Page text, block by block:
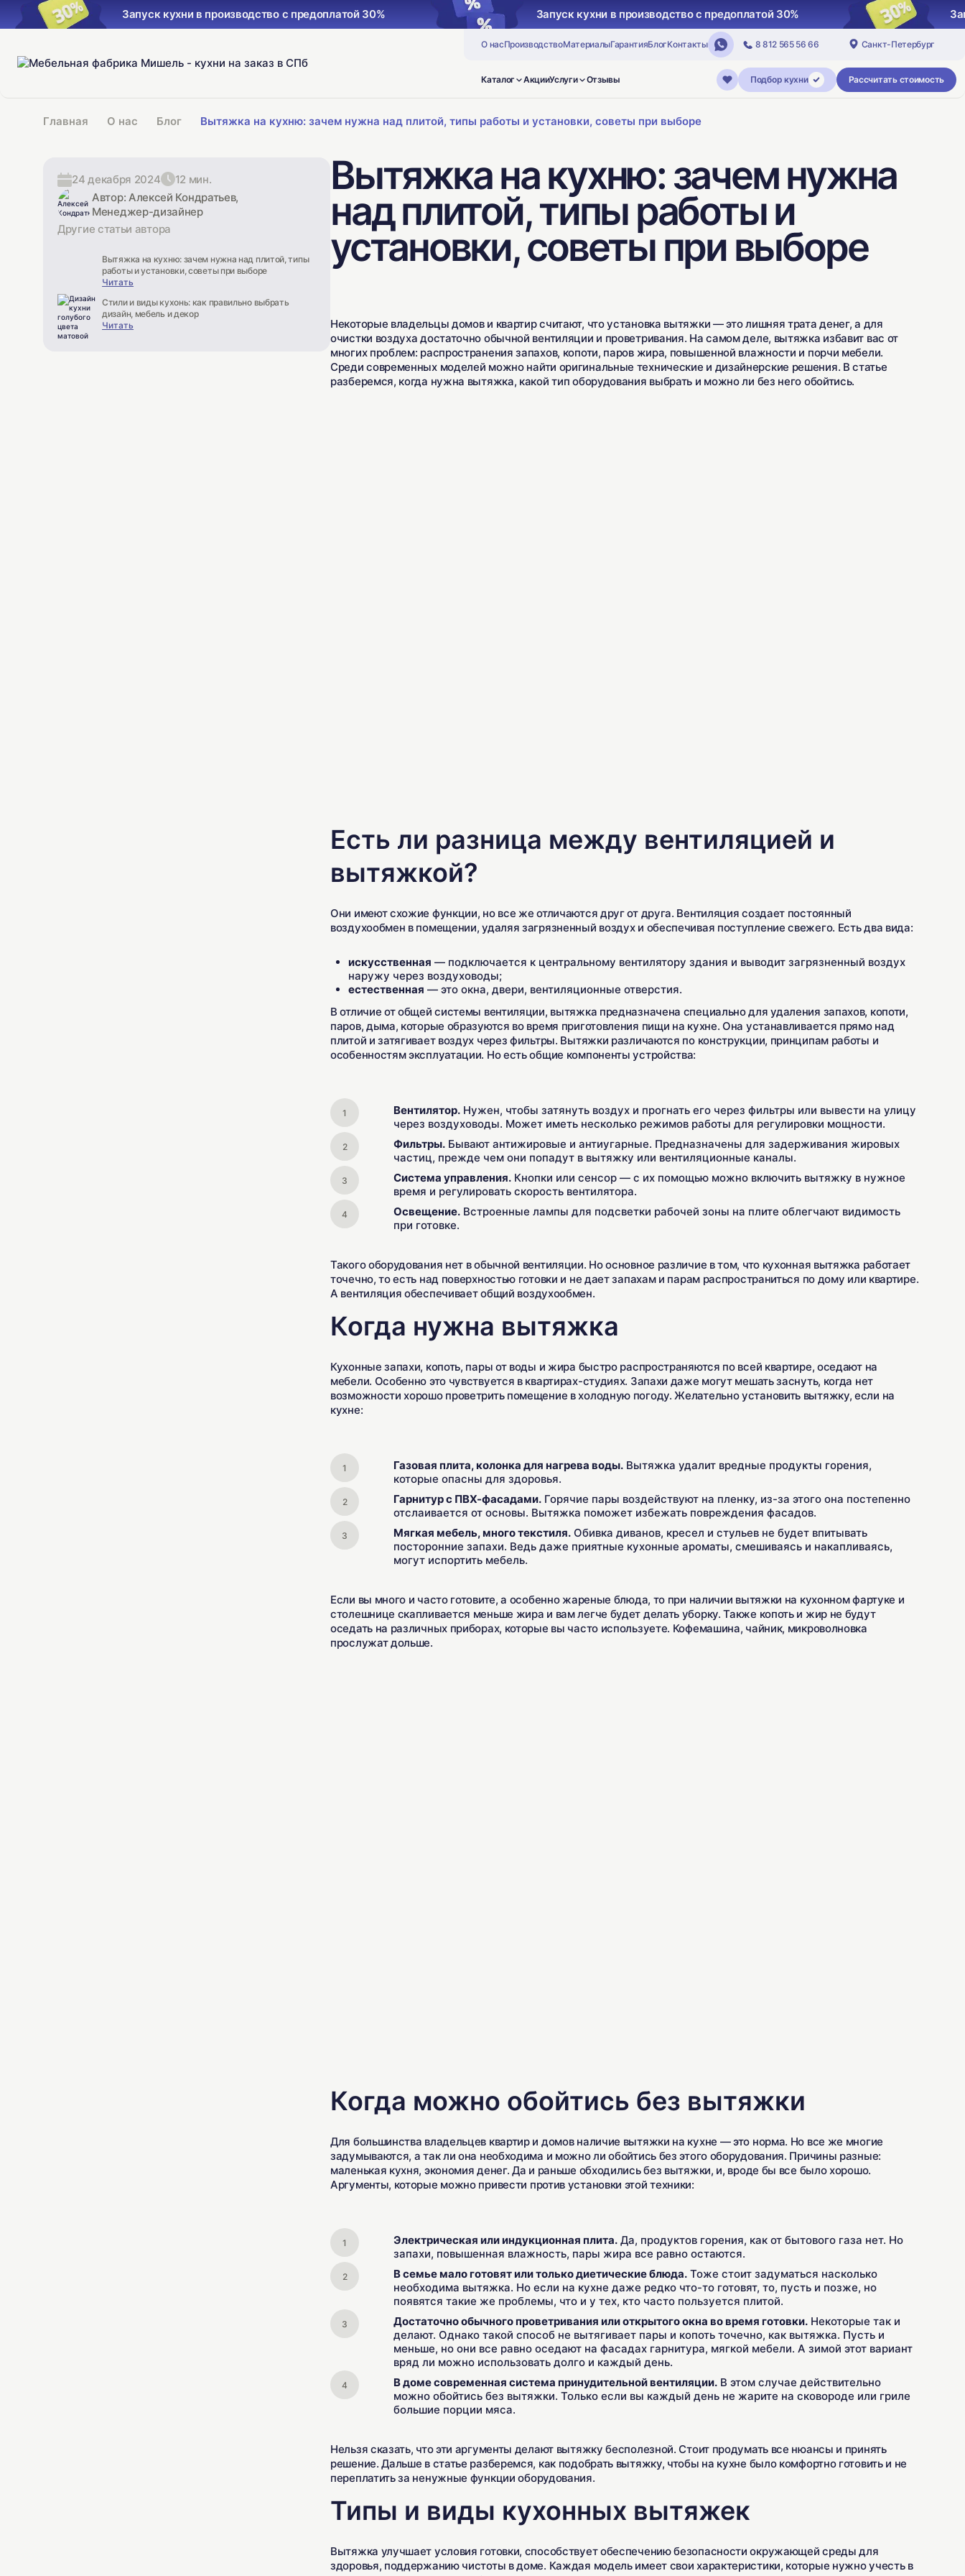
с предоплатой 30% Запуск кухни в производство с предоплатой 30% Запуск кухни в производство с
О насПроизводствоМатериалыГарантияБлогКонтакты 8 812 565 56 66 Санкт-Петербург
Каталог АкцииУслуги Отзывы Подбор кухни Рассчитать стоимость
Главная О нас Блог Вытяжка на кухню: зачем нужна над плитой, типы работы и установки, советы при выборе
24 декабря 2024
12 мин.
Автор: Алексей Кондратьев,
Менеджер-дизайнер
Другие статьи автора
Вытяжка на кухню: зачем нужна над плитой, типы
работы и установки, советы при выборе
Читать
Стили и виды кухонь: как правильно выбрать
дизайн, мебель и декор
Читать
Вытяжка на кухню: зачем нужна
над плитой, типы работы и
установки, советы при выборе
Некоторые владельцы домов и квартир считают, что установка вытяжки — это лишняя трата денег, а для
очистки воздуха достаточно обычной вентиляции и проветривания. На самом деле, вытяжка избавит вас от
многих проблем: распространения запахов, копоти, паров жира, повышенной влажности и порчи мебели.
Среди современных моделей можно найти оригинальные технические и дизайнерские решения. В статье
разберемся, когда нужна вытяжка, какой тип оборудования выбрать и можно ли без него обойтись.
Есть ли разница между вентиляцией и
вытяжкой?
Они имеют схожие функции, но все же отличаются друг от друга. Вентиляция создает постоянный
воздухообмен в помещении, удаляя загрязненный воздух и обеспечивая поступление свежего. Есть два вида:
искусственная — подключается к центральному вентилятору здания и выводит загрязненный воздух
наружу через воздуховоды;
естественная — это окна, двери, вентиляционные отверстия.
В отличие от общей системы вентиляции, вытяжка предназначена специально для удаления запахов, копоти,
паров, дыма, которые образуются во время приготовления пищи на кухне. Она устанавливается прямо над
плитой и затягивает воздух через фильтры. Вытяжки различаются по конструкции, принципам работы и
особенностям эксплуатации. Но есть общие компоненты устройства:
Вентилятор. Нужен, чтобы затянуть воздух и прогнать его через фильтры или вывести на улицу
через воздуховоды. Может иметь несколько режимов работы для регулировки мощности.
Фильтры. Бывают антижировые и антиугарные. Предназначены для задерживания жировых
частиц, прежде чем они попадут в вытяжку или вентиляционные каналы.
Система управления. Кнопки или сенсор — с их помощью можно включить вытяжку в нужное
время и регулировать скорость вентилятора.
Освещение. Встроенные лампы для подсветки рабочей зоны на плите облегчают видимость
при готовке.
Такого оборудования нет в обычной вентиляции. Но основное различие в том, что кухонная вытяжка работает
точечно, то есть над поверхностью готовки и не дает запахам и парам распространиться по дому или квартире.
А вентиляция обеспечивает общий воздухообмен.
Когда нужна вытяжка
Кухонные запахи, копоть, пары от воды и жира быстро распространяются по всей квартире, оседают на
мебели. Особенно это чувствуется в квартирах-студиях. Запахи даже могут мешать заснуть, когда нет
возможности хорошо проветрить помещение в холодную погоду. Желательно установить вытяжку, если на
кухне:
Газовая плита, колонка для нагрева воды. Вытяжка удалит вредные продукты горения,
которые опасны для здоровья.
Гарнитур с ПВХ-фасадами. Горячие пары воздействуют на пленку, из-за этого она постепенно
отслаивается от основы. Вытяжка поможет избежать повреждения фасадов.
Мягкая мебель, много текстиля. Обивка диванов, кресел и стульев не будет впитывать
посторонние запахи. Ведь даже приятные кухонные ароматы, смешиваясь и накапливаясь,
могут испортить мебель.
Если вы много и часто готовите, а особенно жареные блюда, то при наличии вытяжки на кухонном фартуке и
столешнице скапливается меньше жира и вам легче будет делать уборку. Также копоть и жир не будут
оседать на различных приборах, которые вы часто используете. Кофемашина, чайник, микроволновка
прослужат дольше.
Когда можно обойтись без вытяжки
Для большинства владельцев квартир и домов наличие вытяжки на кухне — это норма. Но все же многие
задумываются, а так ли она необходима и можно ли обойтись без этого оборудования. Причины разные:
маленькая кухня, экономия денег. Да и раньше обходились без вытяжки, и, вроде бы все было хорошо.
Аргументы, которые можно привести против установки этой техники:
Электрическая или индукционная плита. Да, продуктов горения, как от бытового газа нет. Но
запахи, повышенная влажность, пары жира все равно остаются.
В семье мало готовят или только диетические блюда. Тоже стоит задуматься насколько
необходима вытяжка. Но если на кухне даже редко что-то готовят, то, пусть и позже, но
появятся такие же проблемы, что и у тех, кто часто пользуется плитой.
Достаточно обычного проветривания или открытого окна во время готовки. Некоторые так и
делают. Однако такой способ не вытягивает пары и копоть точечно, как вытяжка. Пусть и
меньше, но они все равно оседают на фасадах гарнитура, мягкой мебели. А зимой этот вариант
вряд ли можно использовать долго и каждый день.
В доме современная система принудительной вентиляции. В этом случае действительно
можно обойтись без вытяжки. Только если вы каждый день не жарите на сковороде или гриле
большие порции мяса.
Нельзя сказать, что эти аргументы делают вытяжку бесполезной. Стоит продумать все нюансы и принять
решение. Дальше в статье разберемся, как подобрать вытяжку, чтобы на кухне было комфортно готовить и не
переплатить за ненужные функции оборудования.
Типы и виды кухонных вытяжек
Вытяжка улучшает условия готовки, способствует обеспечению безопасности окружающей среды для
здоровья, поддержанию чистоты в доме. Каждая модель имеет свои характеристики, которые нужно учесть в